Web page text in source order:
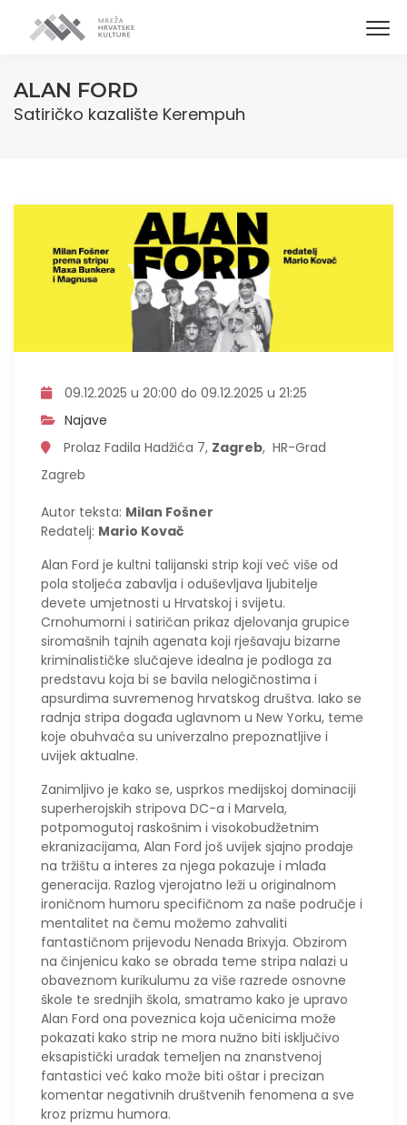
ALAN FORD
Satiričko kazalište Kerempuh
09.12.2025 u 20:00 do 09.12.2025 u 21:25
Najave
Prolaz Fadila Hadžića 7, Zagreb, HR-Grad
Zagreb
Autor teksta: Milan Fošner
Redatelj: Mario Kovač
Alan Ford je kultni talijanski strip koji već više od
pola stoljeća zabavlja i oduševljava ljubitelje
devete umjetnosti u Hrvatskoj i svijetu.
Crnohumorni i satiričan prikaz djelovanja grupice
siromašnih tajnih agenata koji rješavaju bizarne
kriminalističke slučajeve idealna je podloga za
predstavu koja bi se bavila nelogičnostima i
apsurdima suvremenog hrvatskog društva. Iako se
radnja stripa događa uglavnom u New Yorku, teme
koje obuhvaća su univerzalno prepoznatljive i
uvijek aktualne.
Zanimljivo je kako se, usprkos medijskoj dominaciji
superherojskih stripova DC-a i Marvela,
potpomogutoj raskošnim i visokobudžetnim
ekranizacijama, Alan Ford još uvijek sjajno prodaje
na tržištu a interes za njega pokazuje i mlađa
generacija. Razlog vjerojatno leži u originalnom
ironičnom humoru specifičnom za naše područje i
mentalitet na čemu možemo zahvaliti
fantastičnom prijevodu Nenada Brixyja. Obzirom
na činjenicu kako se obrada teme stripa nalazi u
obaveznom kurikulumu za više razrede osnovne
škole te srednjih škola, smatramo kako je upravo
Alan Ford ona poveznica koja učenicima može
pokazati kako strip ne mora nužno biti isključivo
eksapistički uradak temeljen na znanstvenoj
fantastici već kako može biti oštar i precizan
komentar negativnih društvenih fenomena a sve
kroz prizmu humora.